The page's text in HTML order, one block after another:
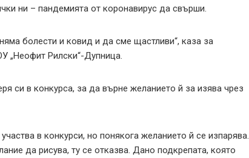
ни – пандемията от коронавирус да свърши.
болести и ковид и да сме щастливи“, каза за
„Неофит Рилски“-Дупница.
си в конкурса, за да върне желанието й за изява чрез
в конкурси, но понякога желанието й се изпарява.
да рисува, ту се отказва. Дано подкрепата, която